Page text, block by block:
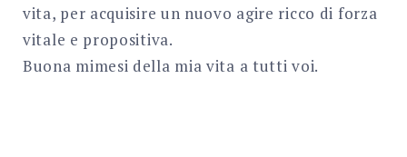
vita, per acquisire un nuovo agire ricco di forza
vitale e propositiva.
Buona mimesi della mia vita a tutti voi.